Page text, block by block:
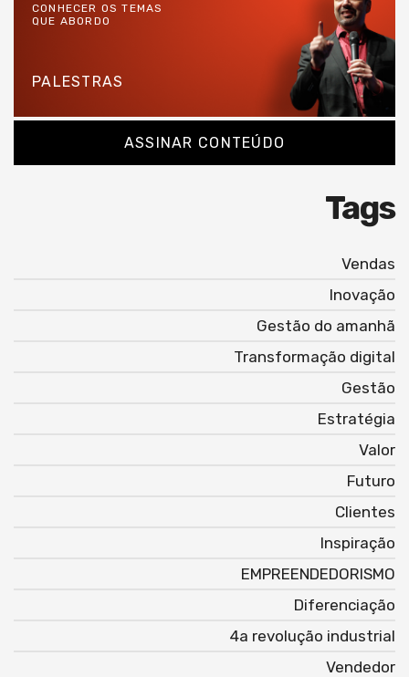
CONHECER OS TEMAS
QUE ABORDO
PALESTRAS
ASSINAR CONTEÚDO
Tags
Vendas
Inovação
Gestão do amanhã
Transformação digital
Gestão
Estratégia
Valor
Futuro
Clientes
Inspiração
EMPREENDEDORISMO
Diferenciação
4a revolução industrial
Vendedor